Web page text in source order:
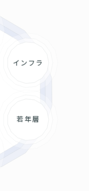
インフラ
若年層